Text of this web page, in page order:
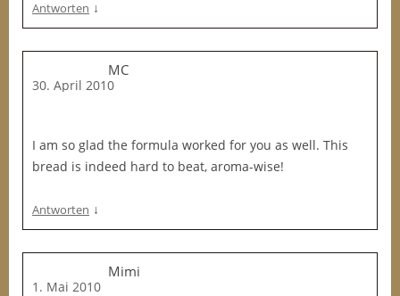
Antworten ↓
MC
30. April 2010
I am so glad the formula worked for you as well. This
bread is indeed hard to beat, aroma-wise!
Antworten ↓
Mimi
1. Mai 2010